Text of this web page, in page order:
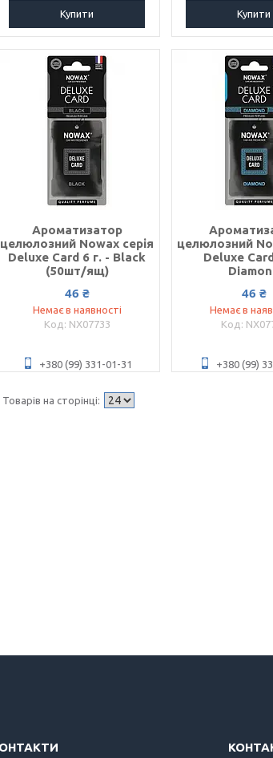
Купити Купити
Ароматизатор
целюлозний Nowax серія
Deluxe Card 6 г. - Black
(50шт/ящ)
46 ₴
Немає в наявності
NX07733
+380 (99) 331-01-31
целюлозний
Deluxe
46 ₴
Немає в
+380 (99)